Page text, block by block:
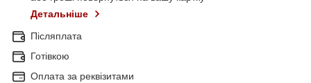
Детальніше
Післяплата
Готівкою
Оплата за реквізитами